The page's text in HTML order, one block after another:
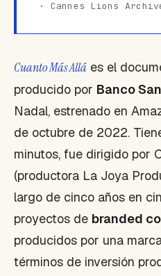
· Cannes Lions
Cuanto Más Allá es el
producido por Banco
Nadal, estrenado en
de octubre de 2022.
minutos, fue dirigido por
(productora La Joya
largo de cinco años en
proyectos de branded
producidos por una
términos de inversión